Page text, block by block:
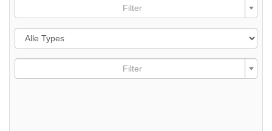
Filter
Filter